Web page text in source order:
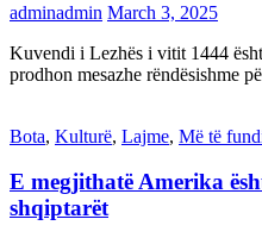
adminadmin March 3, 2025
Kuvendi i Lezhës i vitit 1444
prodhon mesazhe rëndësishme
Bota, Kulturë, Lajme, Më të
E megjithatë Amerika
shqiptarët